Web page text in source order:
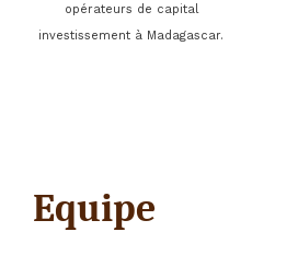
opérateurs de capital
investissement à Madagascar.
Equipe